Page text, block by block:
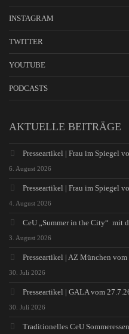
INSTAGRAM
TWITTER
YOUTUBE
PODCASTS
AKTUELLE BEITRÄGE
Presseartikel | Frau im Spiegel
6. August 2026
Presseartikel | Frau im Spiegel
4. August 2026
CeU „Summer in the City“ mit
3. August 2026
Presseartikel | AZ München vom
30. Juli 2026
Presseartikel | GALA vom
30. Juli 2026
Traditionelles CeU